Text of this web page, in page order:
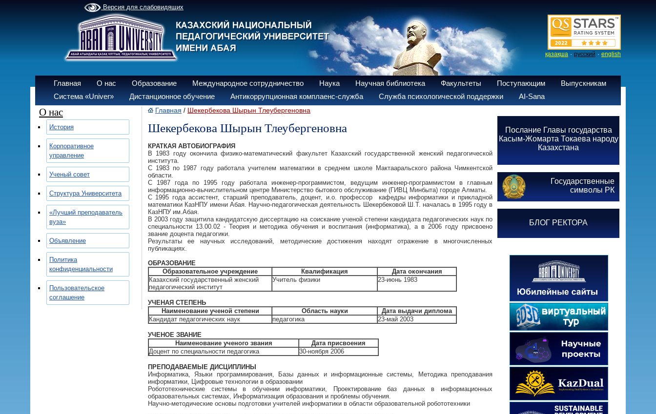
Версия для слабовидящих
қазақша · русский · english
Главная О нас Образование Международное сотрудничество Наука Научная библиотека Факультеты Поступающим
Выпускникам
Система «Univer»
Дистанционное обучение Антикоррупционная комплаенс-служба Служба психологической поддержки AI-Sana
О нас
История
Корпоративное
управление
Ученый совет
Структура Университета
«Лучший преподаватель
вуза»
Объявление
Политика
конфиденциальности
Пользовательское
соглашение
Главная / Шекербекова Шырын Тлеубергеновна
Шекербекова Шырын Тлеубергеновна
КРАТКАЯ АВТОБИОГРАФИЯ
В 1983 году окончила физико-математический факультет Казахский государственной женский педагогической
института.
С 1983 по 1987 году работала учителем математики в среднем школе Мактааральского района Чимкентской
области.
С 1987 года по 1995 году работала инженер-программистом, ведущим инженер-программистом в главным
информационно-вычислительном центре Министерство бытового обслуживание (ГИВЦ Минбыта) городе Алматы.
С 1995 года ассистент, старший преподаватель, доцент, и.о. профессор кафедры информатики и прикладной
математики КазНПУ имени Абая. Научно-педагогическая деятельность Шекербековой Ш.Т. началась в 1995 году в
КазНПУ им.Абая.
В 2003 году защитила кандидатскую диссертацию на соискание ученой степени кандидата педагогических наук по
специальности 13.00.02 - Теория и методика обучения и воспитания (информатика), а в 2006 году присвоено
звание доцента педагогики.
Результаты ее научных исследований, методические достижения находят отражение в многочисленных
публикациях.
ОБРАЗОВАНИЕ
Образовательное учреждение
Квалификация
Дата окончания
Казахский государственный женский
педагогический институт
Учитель физики 23-июнь 1983
УЧЕНАЯ СТЕПЕНЬ
Наименование ученой степени
Область науки
Дата выдачи диплома
Кандидат педагогических наук
педагогика 23-май 2003
УЧЕНОЕ ЗВАНИЕ
Наименование ученого звания
Дата присвоения
Доцент по специальности педагогика
30-ноября 2006
ПРЕПОДАВАЕМЫЕ ДИСЦИПЛИНЫ
Информатика, Языки программирования, Базы данных и информационные системы, Методика преподавания
информатики, Цифровые технологии в образовании
Робототехнические системы в обучении информатики, Проектирование баз данных в информационных
образовательных системах, Информатизация образования и проблемы обучения.
Научно-методические основы подготовки учителей информатики в области образовательной робототехники
Послание Главы государства
Касым-Жомарта Токаева народу
Казахстана
Государственные
символы РК
БЛОГ РЕКТОРА